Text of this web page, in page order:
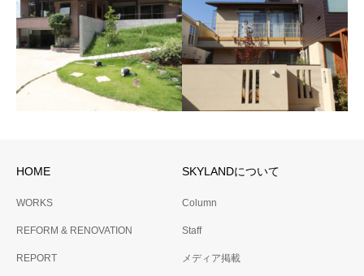
No.39 POLAR 2024
吉祥寺の閑静な住宅街に建つ
２住戸の小さな賃貸テラスハ
No.35 宮坂の家
閑静な住宅街に佇む２世帯住
No.32 U邸
HOME
WORKS
REFORM & RENOVATION
REPORT
SKYLANDについて
Column
Staff
メディア掲載